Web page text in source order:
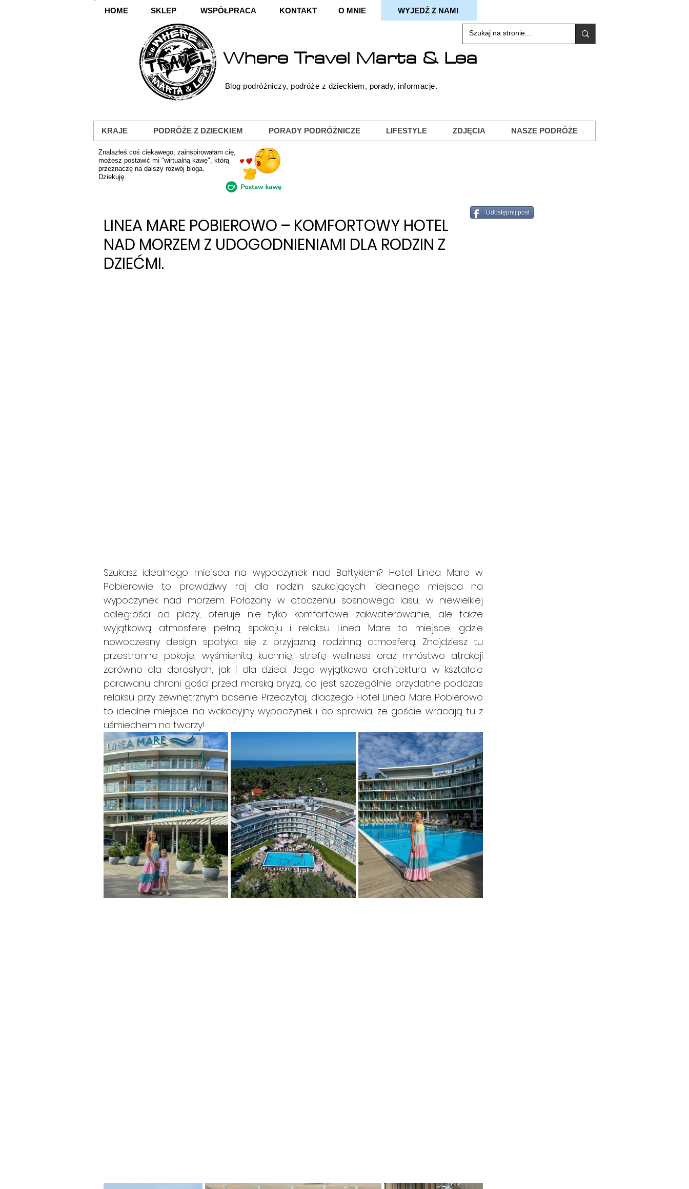
HOME SKLEP WSPÓŁPRACA KONTAKT O MNIE WYJEDŹ Z NAMI
WhereTravel Marta & Lea
Blog podróżniczy, podróże z dzieckiem, porady, informacje.
KRAJE PODRÓŻE Z DZIECKIEM PORADY PODRÓŻNICZE LIFESTYLE ZDJĘCIA NASZE PODRÓŻE
Znalazłeś coś ciekawego, zainspirowałam cię,
możesz postawić mi "wirtualną kawę", którą
przeznaczę na dalszy rozwój bloga.
Dziekuję.
LINEA MARE POBIEROWO – KOMFORTOWY HOTEL
NAD MORZEM Z UDOGODNIENIAMI DLA RODZIN Z
DZIEĆMI.
Szukasz idealnego miejsca na wypoczynek nad Bałtykiem? Hotel Linea Mare w
Pobierowie to prawdziwy raj dla rodzin szukających idealnego miejsca na
wypoczynek nad morzem. Położony w otoczeniu sosnowego lasu, w niewielkiej
odległości od plaży, oferuje nie tylko komfortowe zakwaterowanie, ale także
wyjątkową atmosferę pełną spokoju i relaksu. Linea Mare to miejsce, gdzie
nowoczesny design spotyka się z przyjazną, rodzinną atmosferą. Znajdziesz tu
przestronne pokoje, wyśmienitą kuchnię, strefę wellness oraz mnóstwo atrakcji
zarówno dla dorosłych, jak i dla dzieci. Jego wyjątkowa architektura w kształcie
parawanu chroni gości przed morską bryzą, co jest szczególnie przydatne podczas
relaksu przy zewnętrznym basenie. Przeczytaj, dlaczego Hotel Linea Mare Pobierowo
to idealne miejsce na wakacyjny wypoczynek i co sprawia, że goście wracają tu z
uśmiechem na twarzy!
Udostępnij post